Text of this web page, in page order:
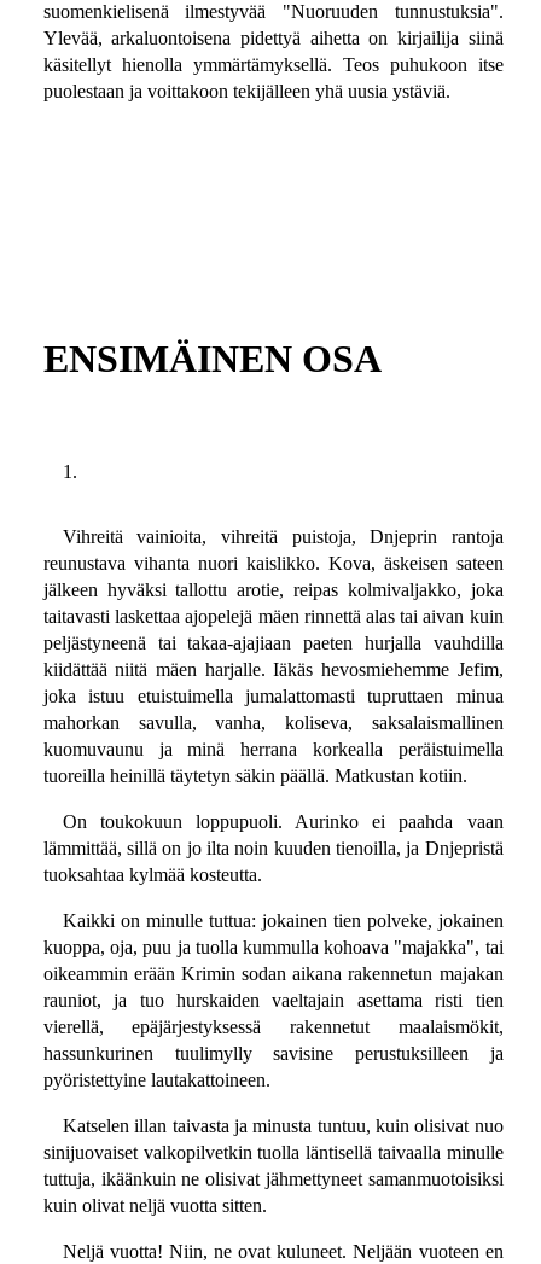
suomenkielisenä ilmestyvää "Nuoruuden tunnustuksia".
Ylevää, arkaluontoisena pidettyä aihetta on kirjailija siinä
käsitellyt hienolla ymmärtämyksellä. Teos puhukoon itse
puolestaan ja voittakoon tekijälleen yhä uusia ystäviä.
ENSIMÄINEN OSA
1.
Vihreitä vainioita, vihreitä puistoja, Dnjeprin rantoja
reunustava vihanta nuori kaislikko. Kova, äskeisen sateen
jälkeen hyväksi tallottu arotie, reipas kolmivaljakko, joka
taitavasti laskettaa ajopelejä mäen rinnettä alas tai aivan kuin
peljästyneenä tai takaa-ajajiaan paeten hurjalla vauhdilla
kiidättää niitä mäen harjalle. Iäkäs hevosmiehemme Jefim,
joka istuu etuistuimella jumalattomasti tupruttaen minua
mahorkan savulla, vanha, koliseva, saksalaismallinen
kuomuvaunu ja minä herrana korkealla peräistuimella
tuoreilla heinillä täytetyn säkin päällä. Matkustan kotiin.
On toukokuun loppupuoli. Aurinko ei paahda vaan
lämmittää, sillä on jo ilta noin kuuden tienoilla, ja Dnjepristä
tuoksahtaa kylmää kosteutta.
Kaikki on minulle tuttua: jokainen tien polveke, jokainen
kuoppa, oja, puu ja tuolla kummulla kohoava "majakka", tai
oikeammin erään Krimin sodan aikana rakennetun majakan
rauniot, ja tuo hurskaiden vaeltajain asettama risti tien
vierellä, epäjärjestyksessä rakennetut maalaismökit,
hassunkurinen tuulimylly savisine perustuksilleen ja
pyöristettyine lautakattoineen.
Katselen illan taivasta ja minusta tuntuu, kuin olisivat nuo
sinijuovaiset valkopilvetkin tuolla läntisellä taivaalla minulle
tuttuja, ikäänkuin ne olisivat jähmettyneet samanmuotoisiksi
kuin olivat neljä vuotta sitten.
Neljä vuotta! Niin, ne ovat kuluneet. Neljään vuoteen en